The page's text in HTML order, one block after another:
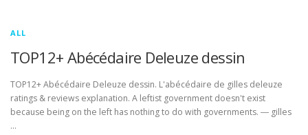
ALL
TOP12+ Abécédaire Deleuze dessin
TOP12+ Abécédaire Deleuze dessin. L'abécédaire de gilles deleuze
ratings & reviews explanation. A leftist government doesn't exist
because being on the left has nothing to do with governments. ― gilles
…